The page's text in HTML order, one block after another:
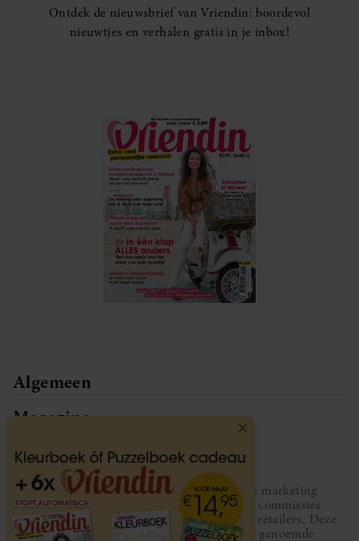
Ontdek de nieuwsbrief van Vriendin: boordevol
nieuwtjes en verhalen gratis in je inbox!
Algemeen
Magazine
Service
Vriendin participeert in diverse affiliate marketing
programma’s, dat houdt in dat Vriendin commissies
ontvangt voor aankopen middels links van retailers. Deze
website wordt niet gesponsord door de genoemde